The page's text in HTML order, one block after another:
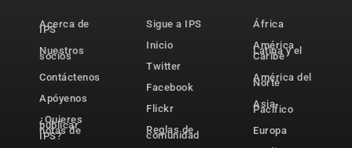
Acerca de
IPS
Nuestros
socios
Contáctenos
Apóyenos
¿Quieres
publicar
notas de
IPS?
Sigue a IPS
Inicio
Twitter
Facebook
Flickr
Reglas de
comunidad
África
América
Latina y el
Caribe
América del
Norte
Asia-
Pacífico
Europa